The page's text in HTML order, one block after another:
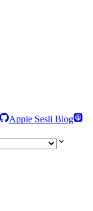
Apple Sesli Blog